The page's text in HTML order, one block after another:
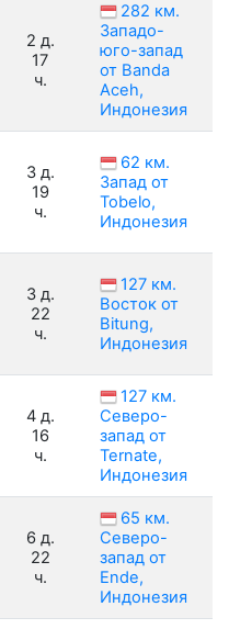
2 д.
17
ч.
282 км.
Западо-
юго-запад
от Banda
Aceh,
Индонезия
3 д.
19
ч.
62 км.
Запад от
Tobelo,
Индонезия
3 д.
22
ч.
127 км.
Восток от
Bitung,
Индонезия
4 д.
16
ч.
127 км.
Северо-
запад от
Ternate,
Индонезия
6 д.
22
ч.
65 км.
Северо-
запад от
Ende,
Индонезия